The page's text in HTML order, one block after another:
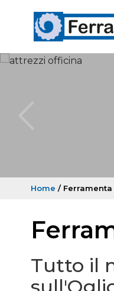
Home /
Tutto il